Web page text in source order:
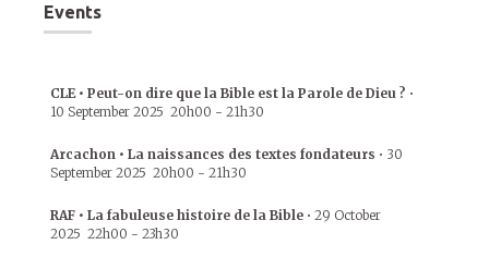
Events
CLE • Peut-on dire que la Bible est la Parole de Dieu ? •
10 September 2025 20h00 - 21h30
Arcachon • La naissances des textes fondateurs • 30
September 2025 20h00 - 21h30
RAF • La fabuleuse histoire de la Bible • 29 October
2025 22h00 - 23h30